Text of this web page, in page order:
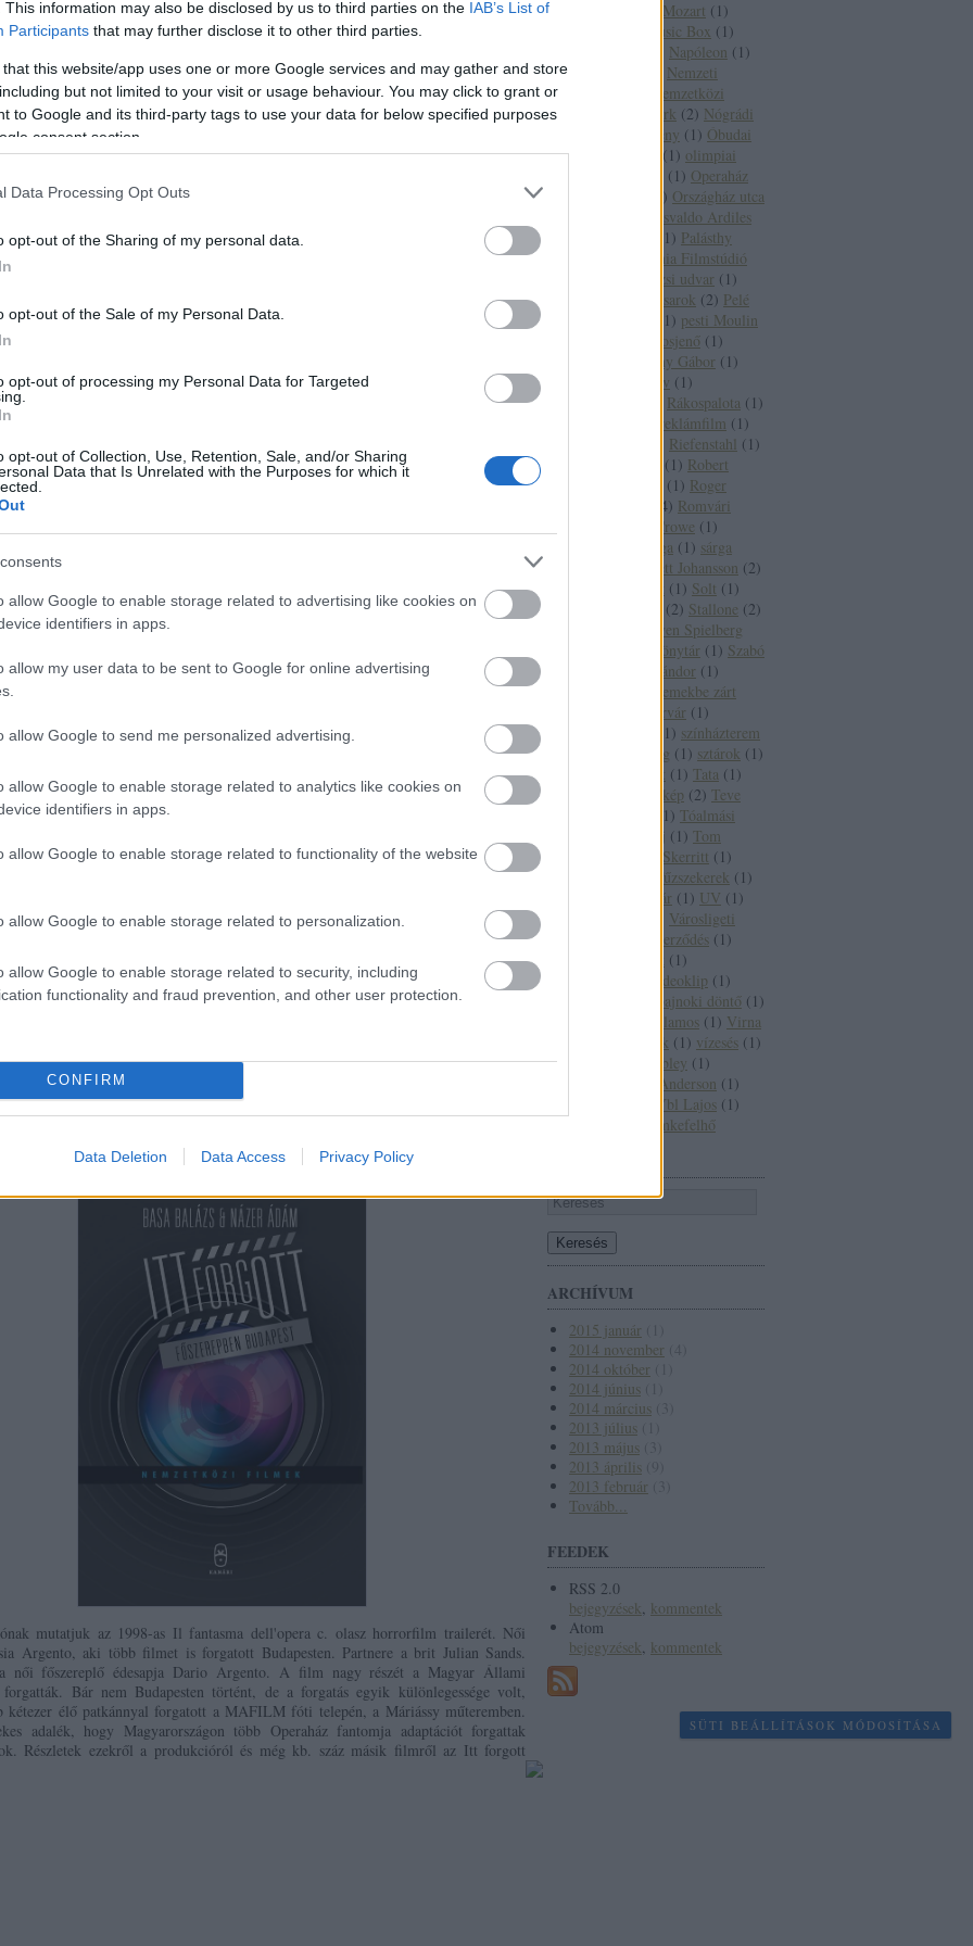
This information may also be disclosed by us to third parties on the IAB’s List of
Participants that may further disclose it to other third parties.
that this website/app uses one or more Google services and may gather and store
but not limited to your visit or usage behaviour. You may click to grant or
to Google and its third-party tags to use your data for below specified purposes
consent section.
Data Processing Opt Outs
opt-out of the Sharing of my personal data.
opt-out of the Sale of my Personal Data.
opt-out of processing my Personal Data for Targeted
opt-out of Collection, Use, Retention, Sale, and/or Sharing
Data that Is Unrelated with the Purposes for which it
allow Google to enable storage related to advertising like cookies on
identifiers in apps.
allow my user data to be sent to Google for online advertising
allow Google to send me personalized advertising.
allow Google to enable storage related to analytics like cookies on
identifiers in apps.
allow Google to enable storage related to functionality of the website
allow Google to enable storage related to personalization.
allow Google to enable storage related to security, including
functionality and fraud prevention, and other user protection.
CONFIRM
Data Deletion Data Access Privacy Policy
Moviewalking
Mozart ( 1 )
Music Box ( 1 )
Napóleon ( 1 )
Nathalie Delon
Nemzeti
Sportcsarnok
nemzetközi
filmek
New York (2) Nógrádi
nyeremény ( 1 ) Óbudai
Fő tér
( 1 ) olimpiai
( 1 ) Operaház
) Országház utca
Osvaldo Ardiles
1 ) Palásthy
Pannónia Filmstúdió
Párizsi udvar ( 1 )
Paulay-Nagymező sarok (2) Pelé
1 ) pesti Moulin
Pilisborosjenő ( 1 )
Pogány Gábor ( 1 )
Prokofjev ( 1 )
Rákospalota ( 1 )
reklámfilm ( 1 )
Riefenstahl ( 1 )
( 1 ) Robert
( 1 ) Roger
4) Romvári
Russel Crowe ( 1 )
sárga ( 1 ) sárga
Scarlett Johansson (2)
( 1 ) Solt ( 1 )
(2) Stallone (2)
Steven Spielberg
Szabó Ervin Könytár ( 1 ) Szabó
Szabó Sándor ( 1 )
Szemekbe zárt
Szentpétervár ( 1 )
1 ) színházterem
szovjet hadsereg ( 1 ) sztárok ( 1 )
Taj Mahal gyémánt ( 1 ) Tata ( 1 )
térkép (2) Teve
1 ) Tóalmási
Tolsztoj ( 1 ) Tom
Tom Skerritt ( 1 )
Tűzszekerek ( 1 )
Ungvár ( 1 ) UV ( 1 )
Városligeti
Varsói Szerződés ( 1 )
( 1 )
videoklip ( 1 )
világbajnoki döntő ( 1 )
villamos ( 1 ) Virna
Visszatérők ( 1 ) vízesés ( 1 )
Waterloo
Wembley ( 1 )
Wes Anderson ( 1 )
Ybl Lajos ( 1 )
Címkefelhő
ARCHÍVUM
2015 január
2014 november
2014 október
2014 június
2014 március
2013 július
2013 május
2013 április
2013 február
Tovább...
FEEDEK
RSS 2.0
bejegyzések, kommentek
Atom
bejegyzések, kommentek
Az alábbi akció klip 2011-ben készült.
aks-2001-hindi-full-movie-watch-online/
Men
watch?v=NxyzXQ-Y5dk
tovább »
Budapest Itt forgott nemzetközi filmek 1990-2000
górcső alá. Több, mint nyolcvan budapesti filmes helyszín, mellett több száz filmes
olvasható a könyvben. A mai második részben az 1990 és 2000 közötti
mutatjuk az 1998-as Il fantasma dell'opera c. olasz horrorfilm trailerét. Női
Argento, aki több filmet is forgatott Budapesten. Partnere a brit Julian Sands.
női főszereplő édesapja Dario Argento. A film nagy részét a Magyar Állami
forgatták. Bár nem Budapesten történt, de a forgatás egyik különlegessége volt,
kétezer élő patkánnyal forgatott a MAFILM fóti telepén, a Máriássy műteremben.
adalék, hogy Magyarországon több Operaház fantomja adaptációt forgattak
Részletek ezekről a produkcióról és még kb. száz másik filmről az Itt forgott
SÜTI BEÁLLÍTÁSOK MÓDOSÍTÁSA